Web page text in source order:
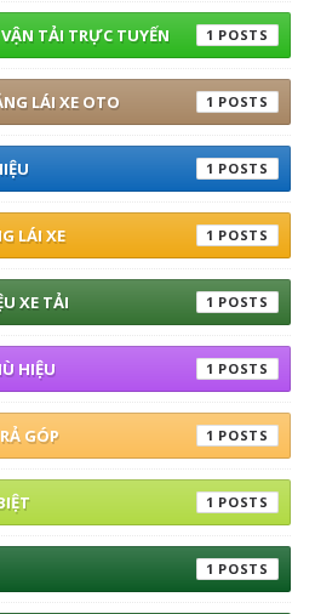
TẢI TRỰC TUYẾN 1
LÁI XE OTO 1
1
LÁI XE 1
XE TẢI 1
HIỆU 1
GÓP 1
1
1